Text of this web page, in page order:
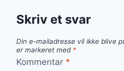
Skriv et svar
Din e-mailadresse vil ikke blive
er markeret med *
Kommentar *